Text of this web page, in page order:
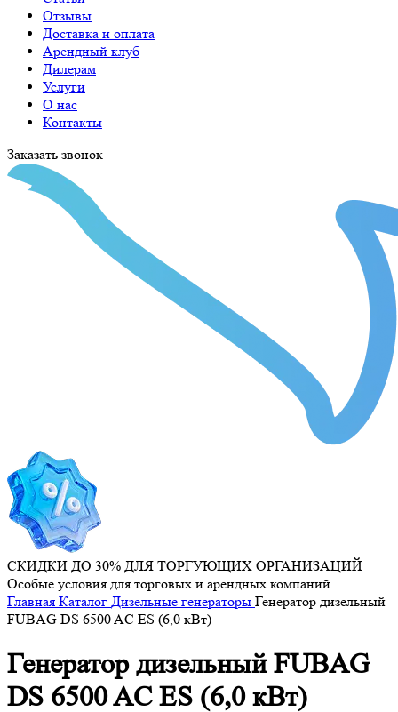
Отзывы
Доставка и оплата
Арендный клуб
Дилерам
Услуги
О нас
Контакты
Заказать звонок
СКИДКИ ДО 30% ДЛЯ ТОРГУЮЩИХ ОРГАНИЗАЦИЙ
Особые условия для торговых и арендных компаний
Главная Каталог Дизельные генераторы Генератор дизельный
FUBAG DS 6500 AC ES (6,0 кВт)
Генератор дизельный FUBAG
DS 6500 AC ES (6,0 кВт)